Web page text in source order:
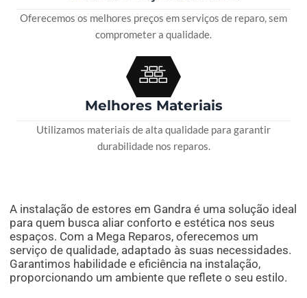
Oferecemos os melhores preços em serviços de reparo, sem
comprometer a qualidade.
Melhores Materiais
Utilizamos materiais de alta qualidade para garantir
durabilidade nos reparos.
A instalação de estores em Gandra é uma solução ideal
para quem busca aliar conforto e estética nos seus
espaços. Com a Mega Reparos, oferecemos um
serviço de qualidade, adaptado às suas necessidades.
Garantimos habilidade e eficiência na instalação,
proporcionando um ambiente que reflete o seu estilo.